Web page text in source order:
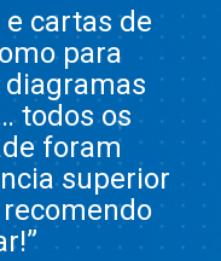
cartas de
para
diagramas
todos os
foram
superior